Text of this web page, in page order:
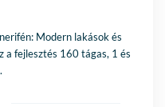
Modern lakások és
a fejlesztés 160 tágas, 1 és